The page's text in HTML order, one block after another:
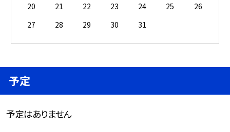
20
21 22 23 24 25
26
27
28 29 30 31
予定
予定はありません